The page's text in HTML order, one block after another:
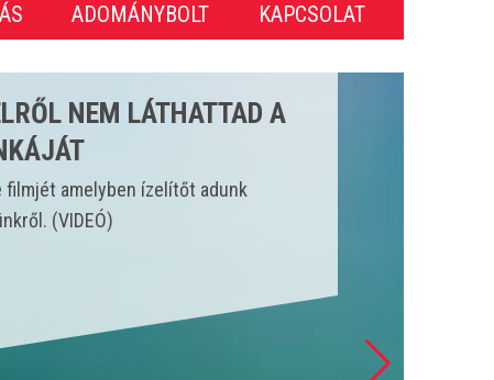
ADOMÁNYBOLT KAPCSOLAT
LÁTTUNK EL A 2025-
állt szolgálatba és csak a
esetet látott el. (VIDEÓ)